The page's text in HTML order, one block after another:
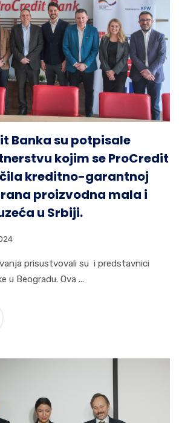
Banka su potpisale
kojim se ProCredit
kreditno-garantnoj
proizvodna mala i
u Srbiji.
prisustvovali su i predstavnici
u Beogradu. Ova ...